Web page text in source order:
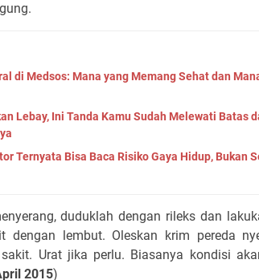
di Medsos: Mana yang Memang Sehat dan
Lebay, Ini Tanda Kamu Sudah Melewati Batas
Ternyata Bisa Baca Risiko Gaya Hidup, Bukan
duduklah dengan rileks dan
dengan lembut. Oleskan krim pereda
Urat jika perlu. Biasanya kondisi
2015)